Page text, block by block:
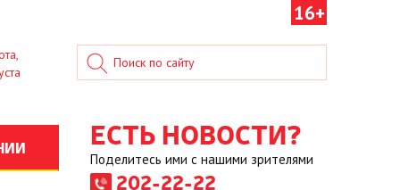
16+
ЕСТЬ НОВОСТИ?
Поделитесь ими с нашими зрителями
202-22-22